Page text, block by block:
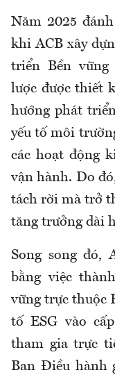
Năm 2025
khi ACB xây
triển Bền vững
lược được thiết
hướng phát
yếu tố môi
các hoạt động
vận hành. Do
tách rời mà trở
tăng trưởng dài
Song song đó,
bằng việc
vững trực thuộc
tố ESG vào
tham gia trực
Ban Điều hành